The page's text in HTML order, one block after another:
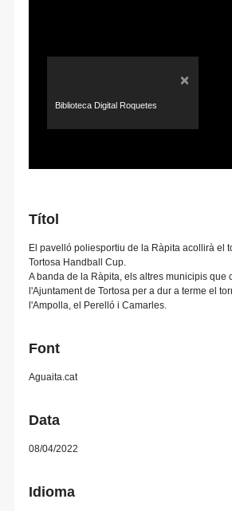
×
Biblioteca Digital Roquetes
Títol
El pavelló poliesportiu de la Ràpita acollirà el
Tortosa Handball Cup.
A banda de la Ràpita, els altres municipis que
l'Ajuntament de Tortosa per a dur a terme el
l'Ampolla, el Perelló i Camarles.
Font
Aguaita.cat
Data
08/04/2022
Idioma